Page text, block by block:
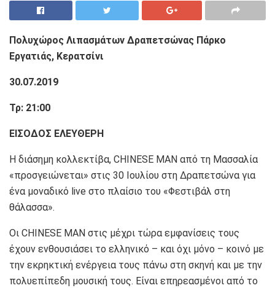
Πολυχώρος Λιπασμάτων Δραπετσώνας Πάρκο
Εργατιάς, Κερατσίνι
30.07.2019
Τρ: 21:00
ΕΙΣΟΔΟΣ ΕΛΕΥΘΕΡΗ
Η διάσημη κολλεκτίβα, CHINESE MAN από τη Μασσαλία
«προσγειώνεται» στις 30 Ιουλίου στη Δραπετσώνα για
ένα μοναδικό live στο πλαίσιο του «Φεστιβάλ στη
θάλασσα».
Οι CHINESE MAN στις μέχρι τώρα εμφανίσεις τους
έχουν ενθουσιάσει το ελληνικό – και όχι μόνο – κοινό με
την εκρηκτική ενέργεια τους πάνω στη σκηνή και με την
πολυεπίπεδη μουσική τους. Είναι επηρεασμένοι από το